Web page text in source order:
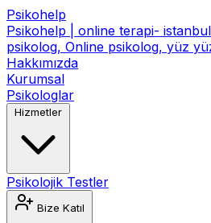
Psikohelp
Psikohelp | online terapi-
psikolog, Online psikolog, yüz
Hakkımızda
Kurumsal
Psikologlar
Hizmetler
Psikolojik Testler
Bize Katıl